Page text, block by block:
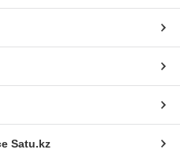
Satu.kz